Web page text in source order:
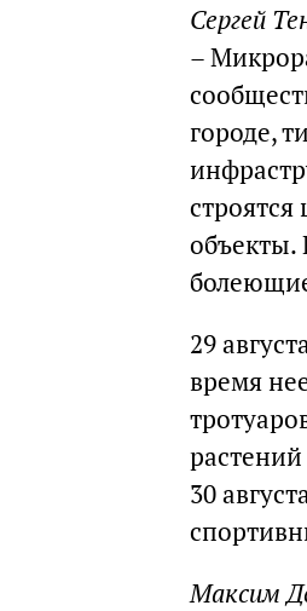
Сергей
–
городе,
объекты.
29
время
30
Максим